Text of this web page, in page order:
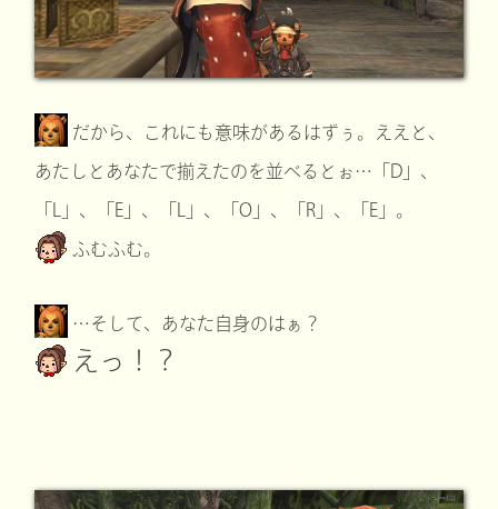
だから、これにも意味があるはずぅ。ええと、
あたしとあなたで揃えたのを並べるとぉ…「D」、
「L」、「E」、「L」、「O」、「R」、「E」。
ふむふむ。
…そして、あなた自身のはぁ？
えっ！？